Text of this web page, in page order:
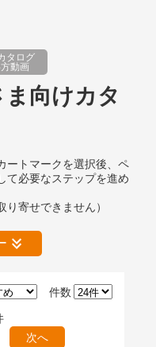
タログ
動画
向けカタ
ートマークを選択後、ペ
て必要なステップを進め
り寄せできません）
除
件数
次へ